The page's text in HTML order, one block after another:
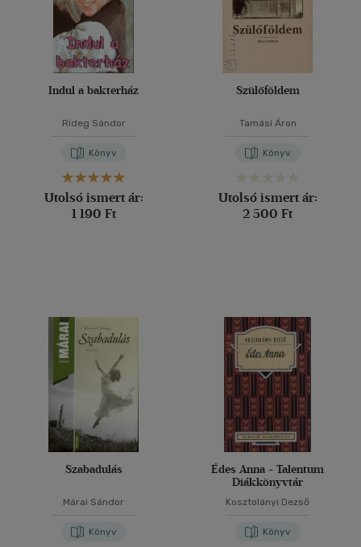
Indul a bakterház
Rideg Sándor
Könyv
Utolsó ismert ár:
1 190 Ft
Szülőföldem
Tamási Áron
Könyv
Utolsó ismert ár:
2 500 Ft
Szabadulás
Márai Sándor
Könyv
Édes Anna - Talentum
Diákkönyvtár
Kosztolányi Dezső
Könyv